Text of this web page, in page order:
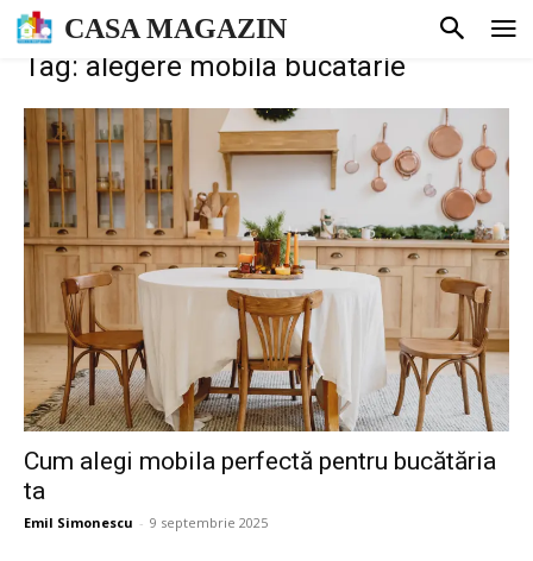
CASA MAGAZIN
Tag: alegere mobila bucatarie
Cum alegi mobila perfectă pentru bucătăria
ta
Emil Simonescu - 9 septembrie 2025